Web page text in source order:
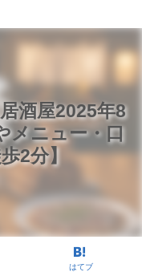
酒屋2025年8
メニュー・口
2分】
はてブ